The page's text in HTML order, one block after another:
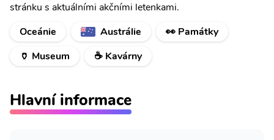
stránku s aktuálními akčními letenkami.
Oceánie
Austrálie
👀 Památky
🏺 Museum
☕ Kavárny
Hlavní informace